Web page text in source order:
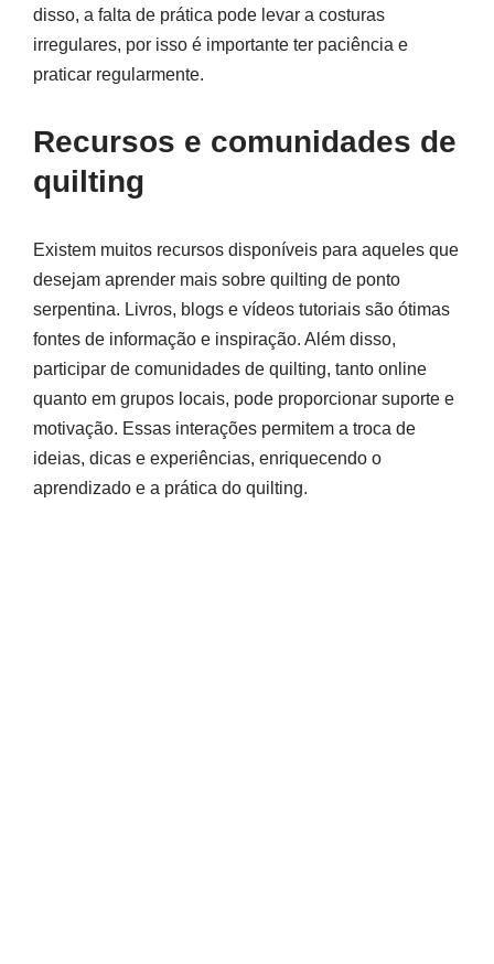
disso, a falta de prática pode levar a costuras
irregulares, por isso é importante ter paciência e
praticar regularmente.
Recursos e comunidades de
quilting
Existem muitos recursos disponíveis para aqueles que
desejam aprender mais sobre quilting de ponto
serpentina. Livros, blogs e vídeos tutoriais são ótimas
fontes de informação e inspiração. Além disso,
participar de comunidades de quilting, tanto online
quanto em grupos locais, pode proporcionar suporte e
motivação. Essas interações permitem a troca de
ideias, dicas e experiências, enriquecendo o
aprendizado e a prática do quilting.